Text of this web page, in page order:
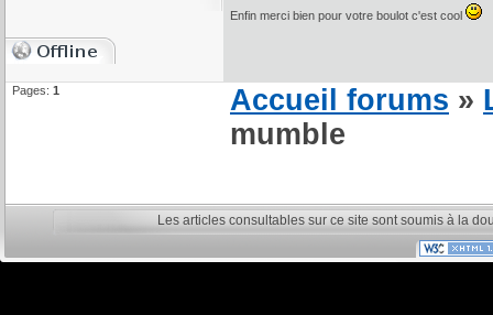
Enfin merci bien pour votre boulot c'est cool
Pages: 1 Accueil forums »
mumble
Les articles consultables sur ce site sont soumis à la